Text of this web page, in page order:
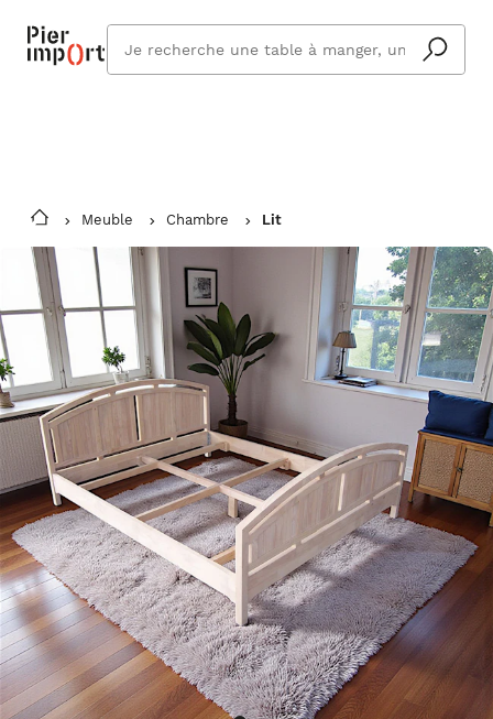
Vous êtes absent ? Pier Import s'adapte
et vous livre à votre retour.
En savoir plus
cherchez
vous ?
Meuble Chambre Lit